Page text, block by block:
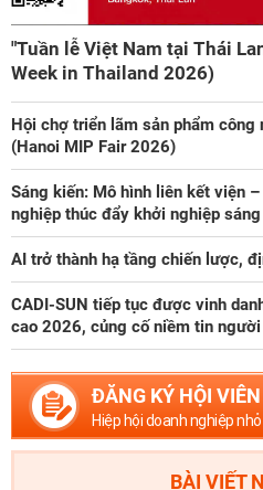
Công ty *
Chức vụ *
Lĩnh vực hoạt động *
Lời giới thiệu ngắn
ĐĂNG KÝ
Các ô có dấu * cần
Tải hồ sơ đăng
"Tuần lễ Việt Nam tại Thái
Week in Thailand 2026)
Hội chợ triển lãm sản phẩm
(Hanoi MIP Fair 2026)
Sáng kiến: Mô hình liên kết viện
nghiệp thúc đẩy khởi nghiệp
AI trở thành hạ tầng chiến lược,
CADI-SUN tiếp tục được vinh
cao 2026, củng cố niềm tin
ĐĂNG KÝ HỘI VIÊN
Hiệp hội doanh nghiệp
BÀI VIẾT